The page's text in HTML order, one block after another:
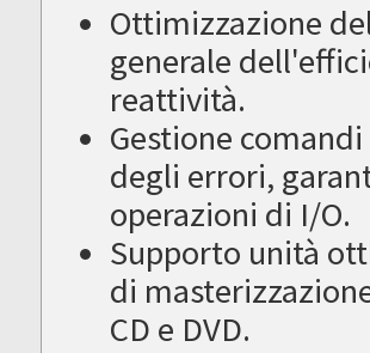
Ottimizzazione
generale
reattività.
Gestione
degli errori,
operazioni di I/O.
Supporto unità
di
CD e DVD.